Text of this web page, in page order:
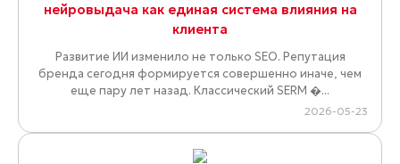
нейровыдача как единая система влияния на
клиента
Развитие ИИ изменило не только SEO. Репутация
бренда сегодня формируется совершенно иначе, чем
еще пару лет назад. Классический SERM �...
2026-05-23